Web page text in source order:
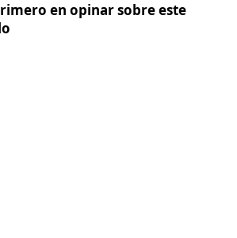
en opinar sobre este